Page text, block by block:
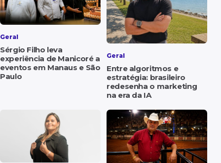
Geral
Sérgio Filho leva
experiência de Manicoré a
eventos em Manaus e São
Paulo
Geral
Entre algoritmos e
estratégia: brasileiro
redesenha o marketing
na era da IA